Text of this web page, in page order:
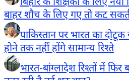
बाहर शौच के लिए गए तो कट
पाकिस्तान पर भारत का
होने तक नहीं होंगे सामान्य रिश्ते
भारत-बांग्लादेश रिश्तों में फिर